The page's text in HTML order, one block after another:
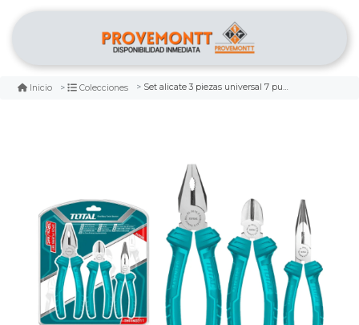
Inicio Colecciones Set alicate 3 piezas universal 7 pulg corte punta total